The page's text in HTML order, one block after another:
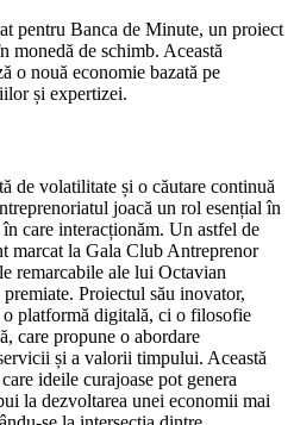
pentru Banca de Minute, un proiect
monedă de schimb. Această
o nouă economie bazată pe
și expertizei.
de volatilitate și o căutare continuă
joacă un rol esențial în
care interacționăm. Un astfel de
marcat la Gala Club Antreprenor
remarcabile ale lui Octavian
Proiectul său inovator,
platformă digitală, ci o filosofie
care propune o abordare
și a valorii timpului. Această
ideile curajoase pot genera
la dezvoltarea unei economii mai